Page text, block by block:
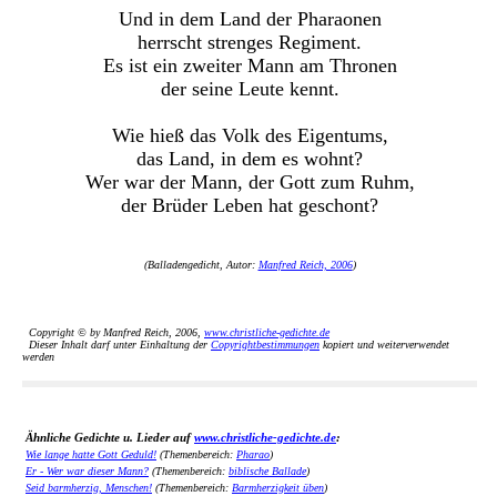
Und in dem Land der Pharaonen
herrscht strenges Regiment.
Es ist ein zweiter Mann am Thronen
der seine Leute kennt.
Wie hieß das Volk des Eigentums,
das Land, in dem es wohnt?
Wer war der Mann, der Gott zum Ruhm,
der Brüder Leben hat geschont?
(Balladengedicht, Autor: Manfred Reich, 2006)
Copyright © by Manfred Reich, 2006, www.christliche-gedichte.de
Dieser Inhalt darf unter Einhaltung der Copyrightbestimmungen kopiert und weiterverwendet
werden
Ähnliche Gedichte u. Lieder aufwww.christliche-gedichte.de:
Wie lange hatte Gott Geduld! (Themenbereich: Pharao)
Er - Wer war dieser Mann? (Themenbereich: biblische Ballade)
Seid barmherzig, Menschen! (Themenbereich: Barmherzigkeit üben)